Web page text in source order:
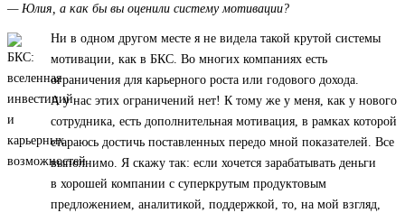
— Юлия, а как бы вы оценили систему мотивации?
Ни в одном другом месте я не видела такой крутой системы
мотивации, как в БКС. Во многих компаниях есть
ограничения для карьерного роста или годового дохода.
А у нас этих ограничений нет! К тому же у меня, как у нового
сотрудника, есть дополнительная мотивация, в рамках которой
стараюсь достичь поставленных передо мной показателей. Все
выполнимо. Я скажу так: если хочется зарабатывать деньги
в хорошей компании с суперкрутым продуктовым
предложением, аналитикой, поддержкой, то, на мой взгляд,